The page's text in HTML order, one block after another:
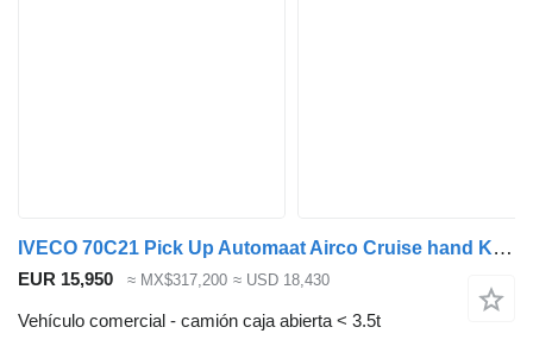
IVECO 70C21 Pick Up Automaat Airco Cruise hand Kraan 800 kg Bakmaat L5
EUR 15,950 ≈ MX$317,200 ≈ USD 18,430
Vehículo comercial - camión caja abierta < 3.5t